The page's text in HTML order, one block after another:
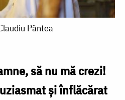
Pântea
să nu mă crezi!
și înflăcărat